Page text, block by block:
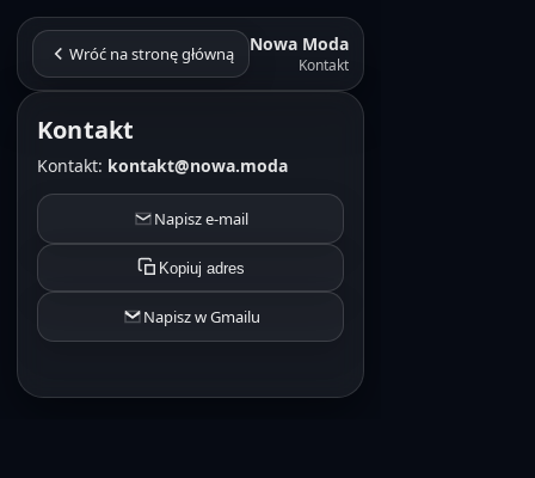
Wróć na stronę główną Nowa Moda
Kontakt
Kontakt
Kontakt: kontakt@nowa.moda
Napisz e-mail
Kopiuj adres
Napisz w Gmailu